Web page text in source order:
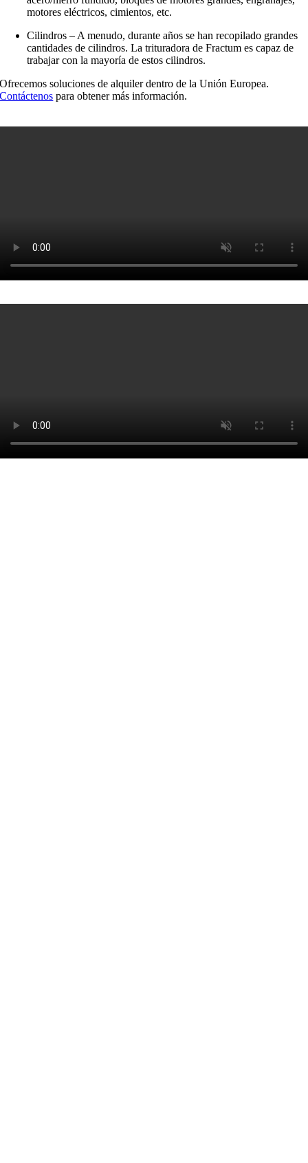
motores eléctricos, cimientos, etc.
Cilindros – A menudo, durante años se han recopilado grandes
cantidades de cilindros. La trituradora de Fractum es capaz de
trabajar con la mayoría de estos cilindros.
Ofrecemos soluciones de alquiler dentro de la Unión Europea.
Contáctenos para obtener más información.